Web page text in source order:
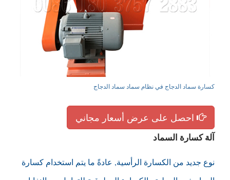
كسارة سماد الدجاج في نظام سماد سماد الدجاج
احصل على عرض أسعار مجاني
آلة كسارة السماد
نوع جديد من الكسارة الرأسية, عادةً ما يتم استخدام كسارة